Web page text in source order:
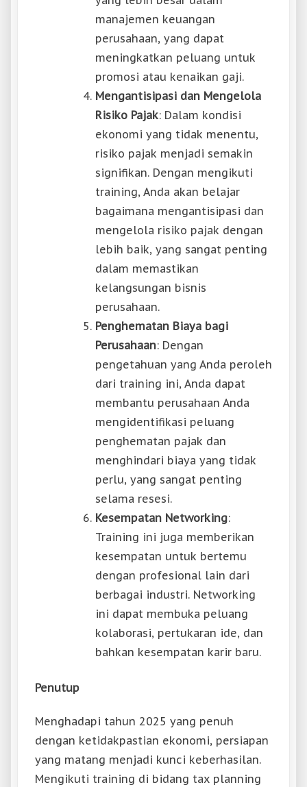
manajemen keuangan
perusahaan, yang dapat
meningkatkan peluang untuk
promosi atau kenaikan gaji.
Mengantisipasi dan Mengelola
Risiko Pajak: Dalam kondisi
ekonomi yang tidak menentu,
risiko pajak menjadi semakin
signifikan. Dengan mengikuti
training, Anda akan belajar
bagaimana mengantisipasi dan
mengelola risiko pajak dengan
lebih baik, yang sangat penting
dalam memastikan
kelangsungan bisnis
perusahaan.
Penghematan Biaya bagi
Perusahaan: Dengan
pengetahuan yang Anda peroleh
dari training ini, Anda dapat
membantu perusahaan Anda
mengidentifikasi peluang
penghematan pajak dan
menghindari biaya yang tidak
perlu, yang sangat penting
selama resesi.
Kesempatan Networking:
Training ini juga memberikan
kesempatan untuk bertemu
dengan profesional lain dari
berbagai industri. Networking
ini dapat membuka peluang
kolaborasi, pertukaran ide, dan
bahkan kesempatan karir baru.
Penutup
Menghadapi tahun 2025 yang penuh
dengan ketidakpastian ekonomi, persiapan
yang matang menjadi kunci keberhasilan.
Mengikuti training di bidang tax planning